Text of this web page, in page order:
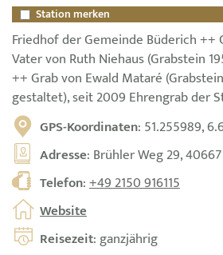
Station merken
Friedhof der Gemeinde Büderich ++
Vater von Ruth Niehaus (Grabstein
++ Grab von Ewald Mataré
gestaltet), seit 2009 Ehrengrab der
GPS-Koordinaten: 51.255989,
Adresse: Brühler Weg 29,
Telefon:+49 2150 916115
Website
Reisezeit: ganzjährig